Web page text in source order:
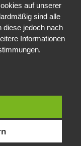
auf unserer
sind alle
diese jedoch nach
Informationen